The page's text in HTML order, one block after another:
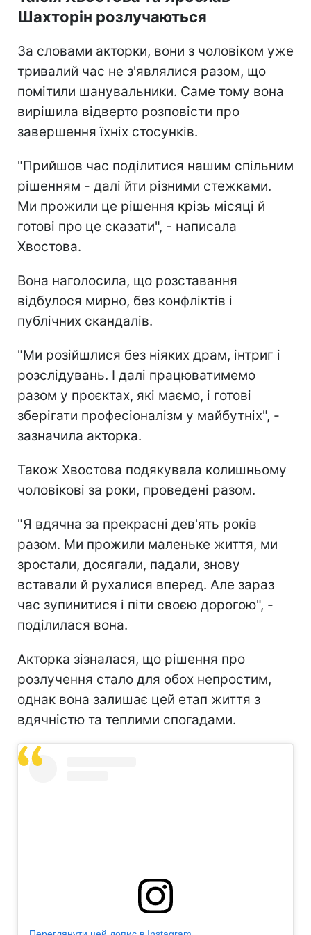
Шахторін розлучаються
За словами акторки, вони з чоловіком уже
тривалий час не з'являлися разом, що
помітили шанувальники. Саме тому вона
вирішила відверто розповісти про
завершення їхніх стосунків.
"Прийшов час поділитися нашим спільним
рішенням - далі йти різними стежками.
Ми прожили це рішення крізь місяці й
готові про це сказати", - написала
Хвостова.
Вона наголосила, що розставання
відбулося мирно, без конфліктів і
публічних скандалів.
"Ми розійшлися без ніяких драм, інтриг і
розслідувань. І далі працюватимемо
разом у проєктах, які маємо, і готові
зберігати професіоналізм у майбутніх", -
зазначила акторка.
Також Хвостова подякувала колишньому
чоловікові за роки, проведені разом.
"Я вдячна за прекрасні дев'ять років
разом. Ми прожили маленьке життя, ми
зростали, досягали, падали, знову
вставали й рухалися вперед. Але зараз
час зупинитися і піти своєю дорогою", -
поділилася вона.
Акторка зізналася, що рішення про
розлучення стало для обох непростим,
однак вона залишає цей етап життя з
вдячністю та теплими спогадами.